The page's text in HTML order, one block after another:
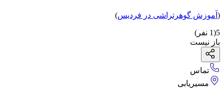
( آموزش گوهرتراشی در فردیس)
5
(
1 نفر)
باز نیست
تماس
مسیریابی